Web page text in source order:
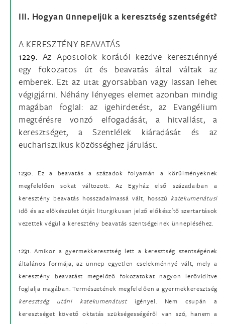
III. Hogyan ünnepeljük a keresztség szentségét?
A KERESZTÉNY BEAVATÁS
1229. Az Apostolok korától kezdve kereszténnyé
egy fokozatos út és beavatás által váltak az
emberek. Ezt az utat gyorsabban vagy lassan lehet
végigjárni. Néhány lényeges elemet azonban mindig
magában foglal: az igehirdetést, az Evangélium
megtérésre vonzó elfogadását, a hitvallást, a
keresztséget, a Szentlélek kiáradását és az
eucharisztikus közösséghez járulást.
1230. Ez a beavatás a századok folyamán a körülményeknek
megfelelően sokat változott. Az Egyház első századaiban a
keresztény beavatás hosszadalmassá vált, hosszú katekumenátusi
idő és az előkészület útját liturgikusan jelző előkészítő szertartások
vezettek végül a keresztény beavatás szentségeinek ünnepléséhez.
1231.Amikor a gyermekkeresztség lett a keresztség szentségének
általános formája, az ünnep egyetlen cselekménnyé vált, mely a
keresztény beavatást megelőző fokozatokat nagyon lerövidítve
foglalja magában. Természetének megfelelően a gyermekkeresztség
keresztség utáni katekumenátust igényel. Nem csupán a
keresztséget követő oktatás szükségességéről van szó, hanem a